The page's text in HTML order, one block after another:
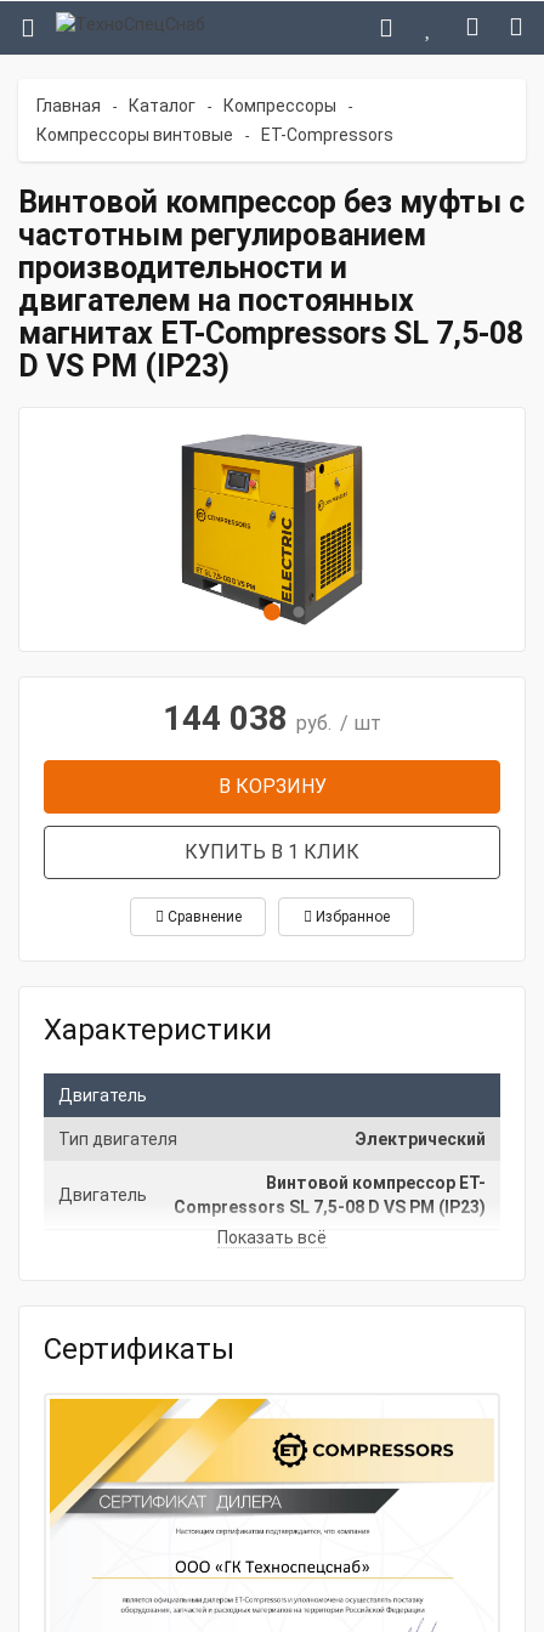
Главная - Каталог - Компрессоры -
Компрессоры винтовые - ET-Compressors
Винтовой компрессор без муфты с
частотным регулированием
производительности и
двигателем на постоянных
магнитах ET-Compressors SL 7,5-08
D VS PM (IP23)
144 038 руб. / шт
В КОРЗИНУ
КУПИТЬ В 1 КЛИК
Сравнение Избранное
Характеристики
Двигатель
Тип двигателя Электрический
Двигатель
Винтовой компрессор ET-
Compressors SL 7,5-08 D VS PM (IP23)
Основные характеристики
Производительность, л/мин
Мощность, кВт
Давление, бар
Тип привода Прямой привод
Показать всё
Сертификаты